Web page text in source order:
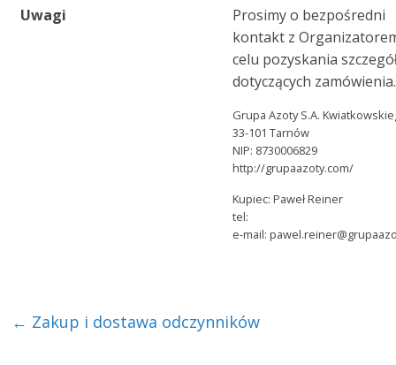
Uwagi
Prosimy o bezpośredni
kontakt z
celu pozyskania
dotyczących zamówienia.
Grupa Azoty S.A.
33-101 Tarnów
NIP: 8730006829
http://grupaazoty.com/
Kupiec: Paweł Reiner
tel:
e-mail:
← Zakup i dostawa odczynników